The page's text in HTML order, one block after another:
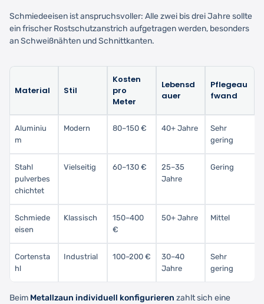
Schmiedeeisen ist anspruchsvoller: Alle zwei bis drei Jahre sollte
ein frischer Rostschutzanstrich aufgetragen werden, besonders
an Schweißnähten und Schnittkanten.
Material Stil
Kosten
pro
Meter
Lebensd
auer
Pflegeau
fwand
Aluminiu
m
Modern 80–150 € 40+ Jahre
Sehr
gering
Stahl
pulverbes
chichtet
Vielseitig 60–130 €
25–35
Jahre
Gering
Schmiede
eisen
Klassisch
150–400
€
50+ Jahre Mittel
Cortensta
hl
Industrial 100–200 €
30–40
Jahre
Sehr
gering
Beim Metallzaun individuell konfigurieren zahlt sich eine